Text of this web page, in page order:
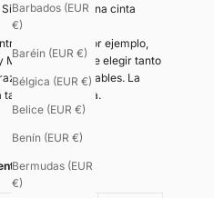
Barbados (EUR
€)
Baréin (EUR €)
Bélgica (EUR €)
Belice (EUR €)
Benín (EUR €)
Bermudas (EUR
€)
no dispone de una cinta
dos tallas —por ejemplo,
MEDIUM—, puede elegir tanto
son ajustables. La
más pequeña.